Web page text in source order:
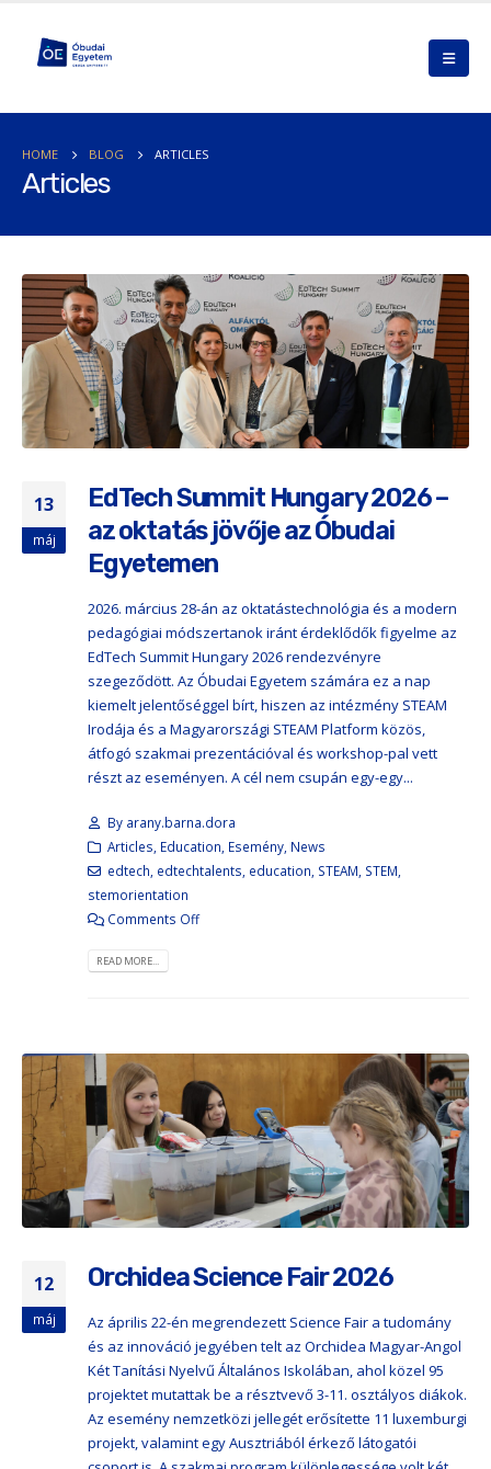
HOME BLOG ARTICLES
Articles
13
máj
EdTech Summit Hungary 2026 –
az oktatás jövője az Óbudai
Egyetemen
2026. március 28-án az oktatástechnológia és a modern
pedagógiai módszertanok iránt érdeklődők figyelme az
EdTech Summit Hungary 2026 rendezvényre
szegeződött. Az Óbudai Egyetem számára ez a nap
kiemelt jelentőséggel bírt, hiszen az intézmény STEAM
Irodája és a Magyarországi STEAM Platform közös,
átfogó szakmai prezentációval és workshop-pal vett
részt az eseményen. A cél nem csupán egy-egy...
By arany.barna.dora
Articles Education Esemény, News
edtech edtechtalents education STEAM STEM
stemorientation
Comments Off
READ MORE...
12
máj
Orchidea Science Fair 2026
Az április 22-én megrendezett Science Fair a tudomány
és az innováció jegyében telt az Orchidea Magyar-Angol
Két Tanítási Nyelvű Általános Iskolában, ahol közel 95
projektet mutattak be a résztvevő 3-11. osztályos diákok.
Az esemény nemzetközi jellegét erősítette 11 luxemburgi
projekt, valamint egy Ausztriából érkező látogatói